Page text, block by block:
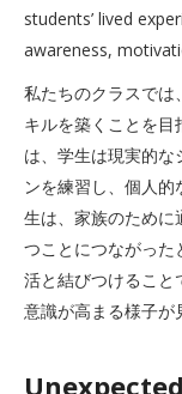
students’ lived
awareness,
私たちのクラスでは
キルを築くことを
は、学生は現実的な
ンを練習し、個人
生は、家族のために
つことにつながった
活と結びつけること
意識が高まる様子が